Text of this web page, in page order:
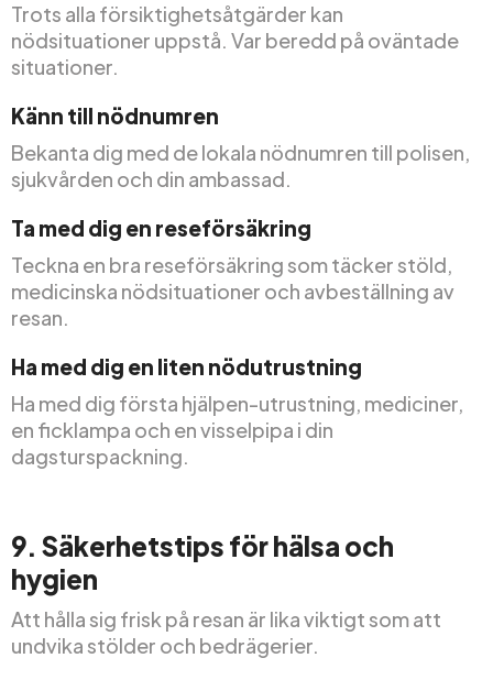
Trots alla försiktighetsåtgärder kan
nödsituationer uppstå. Var beredd på oväntade
situationer.
Känn till nödnumren
Bekanta dig med de lokala nödnumren till polisen,
sjukvården och din ambassad.
Ta med dig en reseförsäkring
Teckna en bra reseförsäkring som täcker stöld,
medicinska nödsituationer och avbeställning av
resan.
Ha med dig en liten nödutrustning
Ha med dig första hjälpen-utrustning, mediciner,
en ficklampa och en visselpipa i din
dagsturspackning.
9. Säkerhetstips för hälsa och
hygien
Att hålla sig frisk på resan är lika viktigt som att
undvika stölder och bedrägerier.